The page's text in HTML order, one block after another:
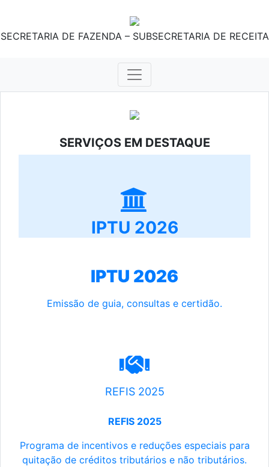
SECRETARIA DE FAZENDA – SUBSECRETARIA DE RECEITA
SERVIÇOS EM DESTAQUE
IPTU 2026
IPTU 2026
Emissão de guia, consultas e certidão.
REFIS 2025
REFIS 2025
Programa de incentivos e reduções especiais para
quitação de créditos tributários e não tributários.